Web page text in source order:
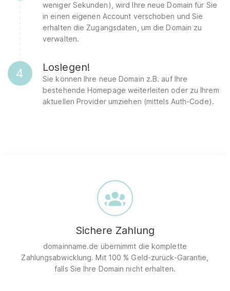
weniger Sekunden), wird Ihre neue Domain für Sie
in einen eigenen Account verschoben und Sie
erhalten die Zugangsdaten, um die Domain zu
verwalten.
4 Loslegen!
Sie können Ihre neue Domain z.B. auf Ihre
bestehende Homepage weiterleiten oder zu Ihrem
aktuellen Provider umziehen (mittels Auth-Code).
Sichere Zahlung
domainname.de übernimmt die komplette
Zahlungsabwicklung. Mit 100 % Geld-zurück-Garantie,
falls Sie Ihre Domain nicht erhalten.